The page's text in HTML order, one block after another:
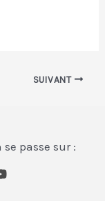
SUIVANT
passe sur :